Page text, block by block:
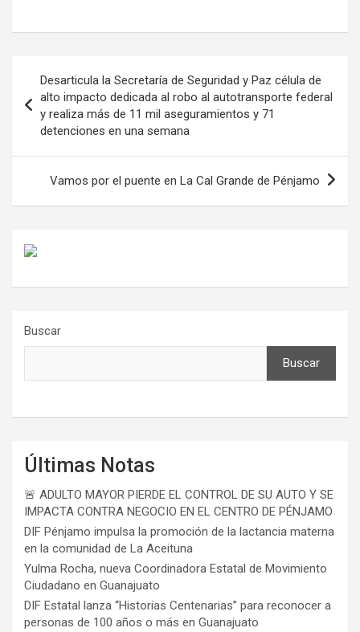
de
entradas
Desarticula la Secretaría de Seguridad y Paz célula de
alto impacto dedicada al robo al autotransporte federal
y realiza más de 11 mil aseguramientos y 71
detenciones en una semana
Vamos por el puente en La Cal Grande de Pénjamo
Buscar
Buscar
Últimas Notas
🚨 ADULTO MAYOR PIERDE EL CONTROL DE SU AUTO Y SE
IMPACTA CONTRA NEGOCIO EN EL CENTRO DE PÉNJAMO
DIF Pénjamo impulsa la promoción de la lactancia materna
en la comunidad de La Aceituna
Yulma Rocha, nueva Coordinadora Estatal de Movimiento
Ciudadano en Guanajuato
DIF Estatal lanza “Historias Centenarias” para reconocer a
personas de 100 años o más en Guanajuato